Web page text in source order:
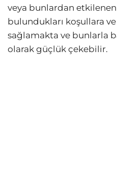
veya bunlardan
bulundukları koşullara
sağlamakta ve bunlarla
olarak güçlük çekebilir.